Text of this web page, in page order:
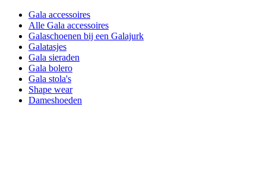
Gala accessoires
Alle Gala accessoires
Galaschoenen bij een Galajurk
Galatasjes
Gala sieraden
Gala bolero
Gala stola's
Shape wear
Dameshoeden